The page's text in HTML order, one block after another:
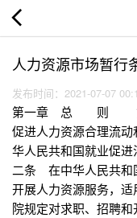
人力资源市场暂行
发布时间：2021-07-07
第一章 总 则 第一
促进人力资源合理流
华人民共和国就业促
二条 在中华人民共和
开展人力资源服务，
院规定对求职、招聘